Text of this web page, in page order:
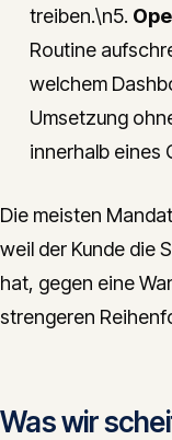
treiben.\n5.
Routine
welchem
Umsetzung
innerhalb eines
Die meisten
weil der Kunde die
hat, gegen eine
strengeren
Was wir